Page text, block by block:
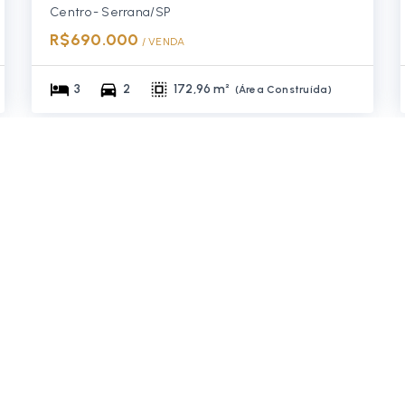
Centro - Serrana/SP
R$690.000 / VENDA
3 2 172,96 m² (Área Construída)